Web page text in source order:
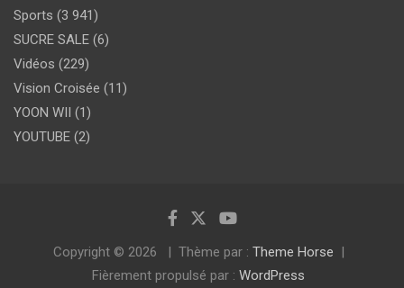
Sports (3 941)
SUCRE SALE (6)
Vidéos (229)
Vision Croisée (11)
YOON WII (1)
YOUTUBE (2)
Copyright © 2026 Thème par : Theme Horse
Fièrement propulsé par : WordPress